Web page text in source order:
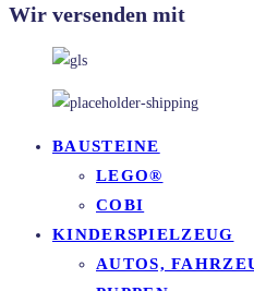
Wir versenden mit
BAUSTEINE
LEGO®
COBI
KINDERSPIELZEUG
AUTOS,